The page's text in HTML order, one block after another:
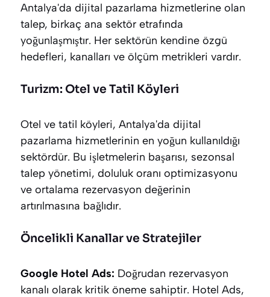
Antalya'da dijital pazarlama hizmetlerine olan
talep, birkaç ana sektör etrafında
yoğunlaşmıştır. Her sektörün kendine özgü
hedefleri, kanalları ve ölçüm metrikleri vardır.
Turizm: Otel ve Tatil Köyleri
Otel ve tatil köyleri, Antalya'da dijital
pazarlama hizmetlerinin en yoğun kullanıldığı
sektördür. Bu işletmelerin başarısı, sezonsal
talep yönetimi, doluluk oranı optimizasyonu
ve ortalama rezervasyon değerinin
artırılmasına bağlıdır.
Öncelikli Kanallar ve Stratejiler
Google Hotel Ads: Doğrudan rezervasyon
kanalı olarak kritik öneme sahiptir. Hotel Ads,